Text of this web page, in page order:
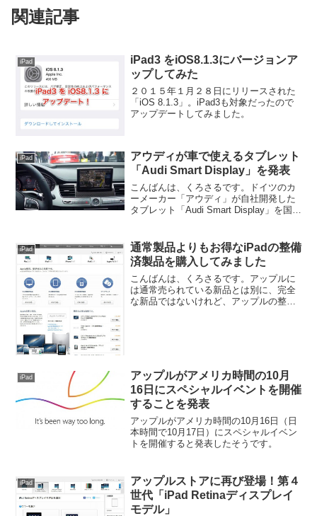
関連記事
iPad
iPad3 をiOS8.1.3にバージョンア
ップしてみた
２０１５年１月２８日にリリースされた
「iOS 8.1.3」。iPad3も対象だったので
アップデートしてみました。
iPad
アウディが車で使えるタブレット
「Audi Smart Display」を発表
こんばんは、くろさるです。ドイツのカ
ーメーカー「アウディ」が自社開発した
タブレット「Audi Smart Display」を国際
ダッシュボードに取り付けられるようで
す。...
iPad
通常製品よりもお得なiPadの整備
済製品を購入してみました
こんばんは、くろさるです。アップルに
は通常売られている新品とは別に、完全
な新品ではないけれど、アップルの整備
iPad
アップルがアメリカ時間の10月
16日にスペシャルイベントを開催
することを発表
アップルがアメリカ時間の10月16日（日
本時間で10月17日）にスペシャルイベン
トを開催すると発表したそうです。
iPad
アップルストアに再び登場！第４
世代「iPad Retinaディスプレイ
モデル」